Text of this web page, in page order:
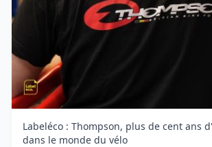
Labeléco : Thompson, plus de cent ans
dans le monde du vélo